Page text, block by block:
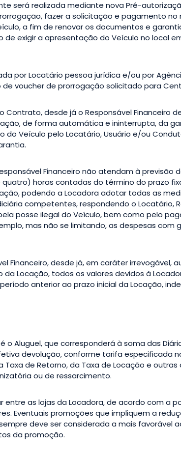
será realizada mediante nova Pré-
fazer a solicitação e pagamento
a fim de renovar os documentos e
de exigir a apresentação do Veículo no local
por Locatário pessoa jurídica e/ou por
voucher de prorrogação solicitado para
Contrato, desde já o Responsável Financeiro
de forma automática e ininterrupta, da
Veículo pelo Locatário, Usuário e/ou
Financeiro não atendam à previsão
quatro) horas contadas do término do prazo
podendo a Locadora adotar todas as
competentes, respondendo o Locatário,
posse ilegal do Veículo, bem como pelo
mas não se limitando, as despesas com
Financeiro, desde já, em caráter
Locação, todos os valores devidos à
anterior ao prazo inicial da Locação,
o Aluguel, que corresponderá à soma das
devolução, conforme tarifa especificada
Taxa de Retorno, da Taxa de Locação e
ou de ressarcimento.
entre as lojas da Locadora, de acordo com
Eventuais promoções que impliquem a
deve ser considerada a mais favorável
da promoção.